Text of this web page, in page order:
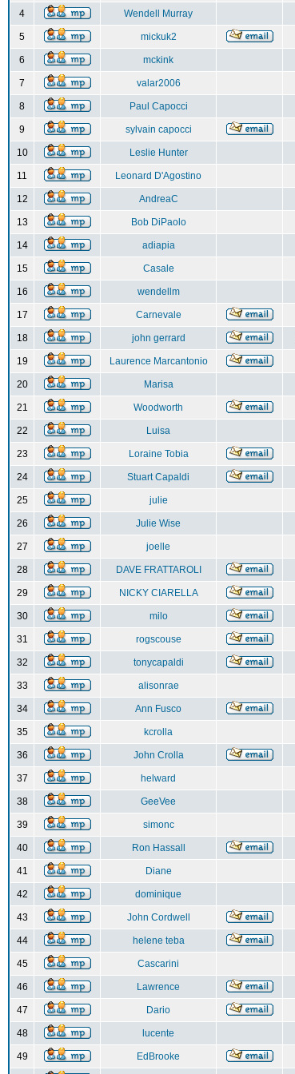
4 Wendell Murray
5 mickuk2
6 mckink
7 valar2006
8 Paul Capocci
9 sylvain capocci
10 Leslie Hunter
11 Leonard D'Agostino
12 AndreaC
13 Bob DiPaolo
14 adiapia
15 Casale
16 wendellm
17 Carnevale
18 john gerrard
19 Laurence Marcantonio
20 Marisa
21 Woodworth
22 Luisa
23 Loraine Tobia
24 Stuart Capaldi
25 julie
26 Julie Wise
27 joelle
28 DAVE FRATTAROLI
29 NICKY CIARELLA
30 milo
31 rogscouse
32 tonycapaldi
33 alisonrae
34 Ann Fusco
35 kcrolla
36 John Crolla
37 helward
38 GeeVee
39 simonc
40 Ron Hassall
41 Diane
42 dominique
43 John Cordwell
44 helene teba
45 Cascarini
46 Lawrence
47 Dario
48 lucente
49 EdBrooke